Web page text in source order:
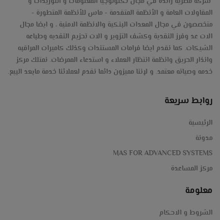
عدادة-
شركة
الأمين-
ihunter-
فرز-
كوثر
الخليج-
#عد
سبورة
ذكية,بروجكتر,أنظمة
أمنية
,مكن
كاشير,
انتركم
المقاولات العامة و الأنظمة المتقدمة - ماس للأنظمة المتطورة -
متخصصون في مجال المعدات البنكية والانظمة الامنية ، و ايضا مجال
الات عد وفرز النقدية وكشف التزوير و الات تحزيم النقديه وطباعه
الشيكات. كما نقدم ايضا فرامات المستندات وكذلك كاميرات المراقبه
وانذار الحريق وانظمة انتظار العملاء و استدعاء الممرضات. نمتلك مركز
خدمه وصيانه معتمد. و لإننا مميزون دائما نقدم لعملائنا خدمة مابعد البيع.
روابط سريعة
الرئيسية
مدونة
MAS FOR ADVANCED SYSTEMS
مركز المساعدة
معلومة
الشروط و الاحكام